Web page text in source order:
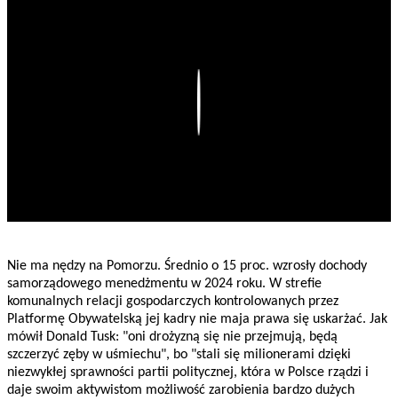
Nie ma nędzy na Pomorzu. Średnio o 15 proc. wzrosły dochody
samorządowego menedżmentu w 2024 roku. W strefie
komunalnych relacji gospodarczych kontrolowanych przez
Platformę Obywatelską jej kadry nie maja prawa się uskarżać. Jak
mówił Donald Tusk: "oni drożyzną się nie przejmują, będą
szczerzyć zęby w uśmiechu", bo "stali się milionerami dzięki
niezwykłej sprawności partii politycznej, która w Polsce rządzi i
daje swoim aktywistom możliwość zarobienia bardzo dużych